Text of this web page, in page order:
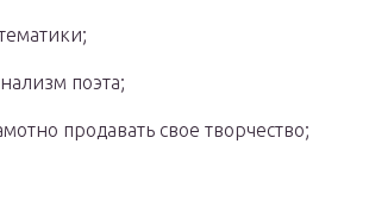
поэта;
продавать свое творчество;